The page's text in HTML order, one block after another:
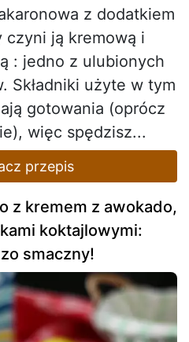
z dodatkiem
czyni ją kremową i
: jedno z ulubionych
Składniki użyte w tym
gotowania (oprócz
więc spędzisz...
przepis
z kremem z awokado,
koktajlowymi:
smaczny!